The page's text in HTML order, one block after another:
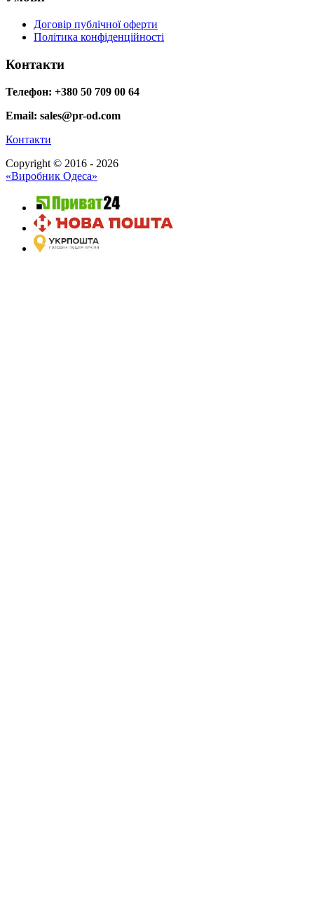
Договір публічної оферти
Політика конфіденційності
Контакти
Телефон: +380 50 709 00 64
Email: sales@pr-od.com
Контакти
Copyright © 2016 - 2026
«Виробник Одеса»